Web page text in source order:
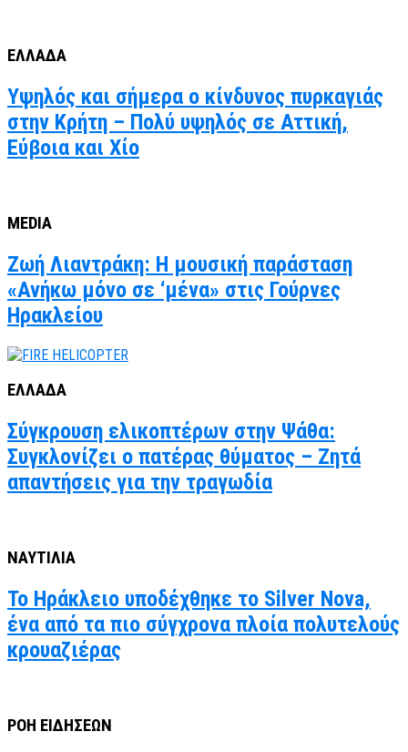
ΕΛΛΑΔΑ
Υψηλός και σήμερα ο κίνδυνος πυρκαγιάς
στην Κρήτη – Πολύ υψηλός σε Αττική,
Εύβοια και Χίο
MEDIA
Ζωή Λιαντράκη: Η μουσική παράσταση
«Ανήκω μόνο σε ‘μένα» στις Γούρνες
Ηρακλείου
ΕΛΛΑΔΑ
Σύγκρουση ελικοπτέρων στην Ψάθα:
Συγκλονίζει ο πατέρας θύματος – Ζητά
απαντήσεις για την τραγωδία
ΝΑΥΤΙΛΙΑ
Το Ηράκλειο υποδέχθηκε το Silver Nova,
ένα από τα πιο σύγχρονα πλοία πολυτελούς
κρουαζιέρας
ΡΟΗ ΕΙΔΗΣΕΩΝ